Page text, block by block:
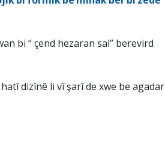
bi “ çend hezaran sal” berevird
dizînê li vî şarî de xwe be agadar